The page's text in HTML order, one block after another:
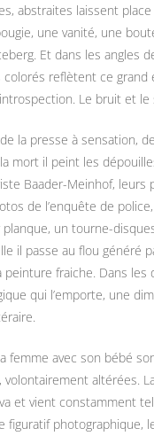
abstraites laissent
une vanité, une
Et dans les angles
reflètent ce grand
Le bruit et le
la presse à sensation,
mort il peint les
Baader-Meinhof, leurs
de l’enquête de
planque, un tourne-
il passe au flou généré
peinture fraiche. Dans les
qui l’emporte, une
femme avec son bébé
volontairement altérées.
et vient constamment
figuratif photographique,